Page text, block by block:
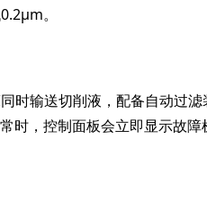
。
时输送切削液，配备自动过
时，控制面板会立即显示故障